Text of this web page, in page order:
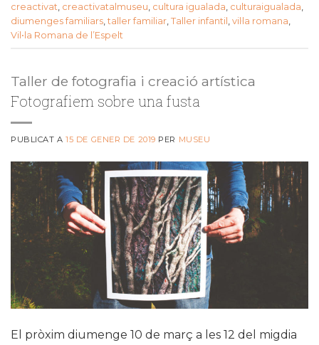
creactivat creactivatalmuseu cultura igualada culturaigualada
diumenges familiars taller familiar Taller infantil vil·la romana
Vil•la Romana de l’Espelt
Taller de fotografia i creació artística
Fotografiem sobre una fusta
PUBLICAT A15 DE GENER DE 2019 PER MUSEU
El pròxim diumenge 10 de març a les 12 del migdia